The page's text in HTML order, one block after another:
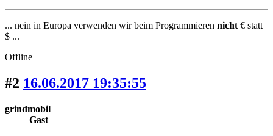
... nein in Europa verwenden wir beim Programmieren nicht € statt
$ ...
Offline
#2 16.06.2017 19:35:55
grindmobil
Gast